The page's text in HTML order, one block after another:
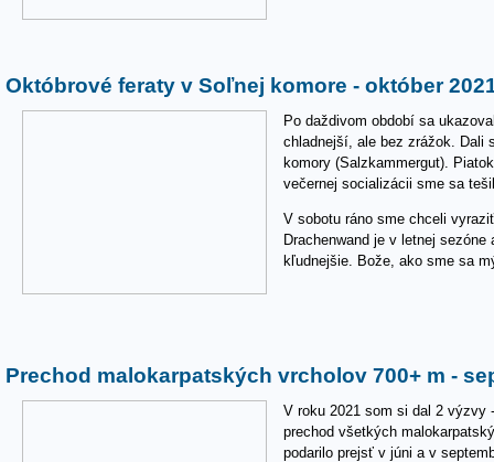
Októbrové feraty v Soľnej komore - október
Po daždivom období sa
chladnejší, ale bez zrážok. Dali
komory (Salzkammergut).
večernej socializácii sme sa
V sobotu ráno sme chceli
Drachenwand je v letnej
kľudnejšie. Bože, ako sme sa
Prechod malokarpatských vrcholov 700+ m -
V roku 2021 som si dal 2 výzvy
prechod všetkých
podarilo prejsť v júni a v